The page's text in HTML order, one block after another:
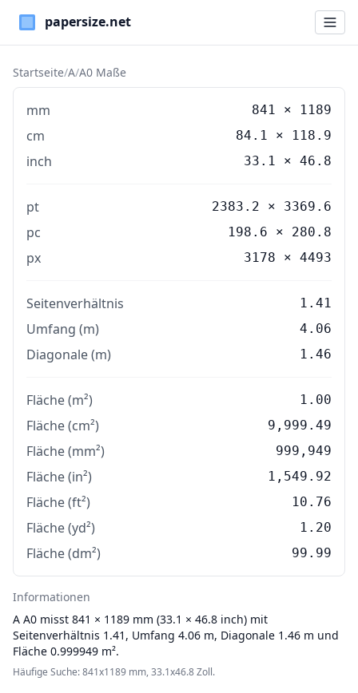
Paper Sizes
Startseite/A/A0 Maße
mm 841 × 1189
cm 84.1 × 118.9
inch 33.1 × 46.8
pt 2383.2 × 3369.6
pc 198.6 × 280.8
px 3178 × 4493
Seitenverhältnis 1.41
Umfang (m) 4.06
Diagonale (m) 1.46
Fläche (m²) 1.00
Fläche (cm²) 9,999.49
Fläche (mm²) 999,949
Fläche (in²) 1,549.92
Fläche (ft²) 10.76
Fläche (yd²) 1.20
Fläche (dm²) 99.99
Informationen
A A0 misst 841 × 1189 mm (33.1 × 46.8 inch) mit
Seitenverhältnis 1.41, Umfang 4.06 m, Diagonale 1.46 m und
Fläche 0.999949 m².
Häufige Suche: 841x1189 mm, 33.1x46.8 Zoll.